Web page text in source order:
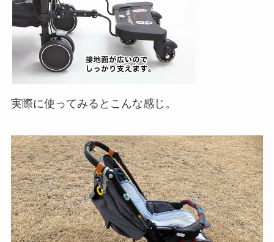
実際に使ってみるとこんな感じ。